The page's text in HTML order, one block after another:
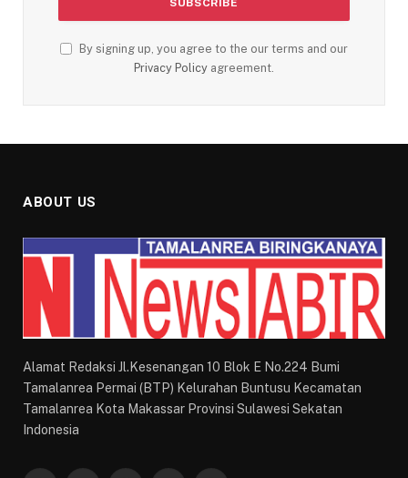
By signing up, you agree to the our terms and our
Privacy Policy agreement.
ABOUT US
Alamat Redaksi Jl.Kesenangan 10 Blok E No.224 Bumi
Tamalanrea Permai (BTP) Kelurahan Buntusu Kecamatan
Tamalanrea Kota Makassar Provinsi Sulawesi Sekatan
Indonesia